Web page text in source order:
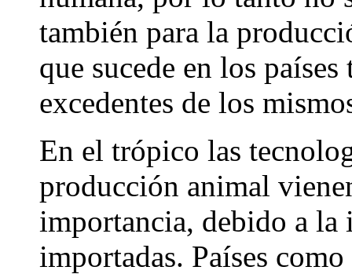
también para la
que sucede en los
excedentes de los
En el trópico las
producción animal
importancia, debido a la
importadas. Países